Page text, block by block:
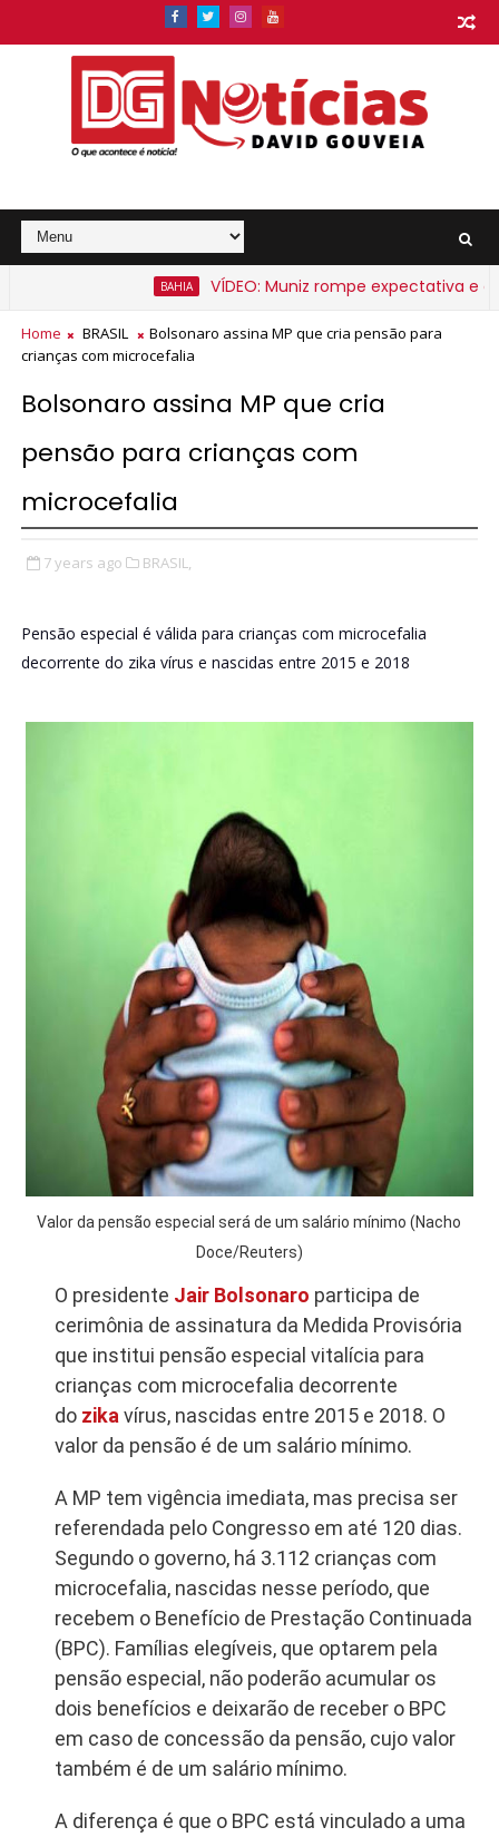
VÍDEO: Muniz rompe expectativa e
Home BRASIL
Bolsonaro assina MP que cria pensão para
crianças com microcefalia
Bolsonaro assina MP que cria
pensão para crianças com
microcefalia
7 years ago BRASIL,
Pensão especial é válida para crianças com microcefalia
decorrente do zika vírus e nascidas entre 2015 e 2018
Valor da pensão especial será de um salário mínimo (Nacho
Doce/Reuters)
O presidente Jair Bolsonaro participa de
cerimônia de assinatura da Medida Provisória
que institui pensão especial vitalícia para
crianças com microcefalia decorrente
do zika vírus, nascidas entre 2015 e 2018. O
valor da pensão é de um salário mínimo.
A MP tem vigência imediata, mas precisa ser
referendada pelo Congresso em até 120 dias.
Segundo o governo, há 3.112 crianças com
microcefalia, nascidas nesse período, que
recebem o Benefício de Prestação Continuada
(BPC). Famílias elegíveis, que optarem pela
pensão especial, não poderão acumular os
dois benefícios e deixarão de receber o BPC
em caso de concessão da pensão, cujo valor
também é de um salário mínimo.
A diferença é que o BPC está vinculado a uma